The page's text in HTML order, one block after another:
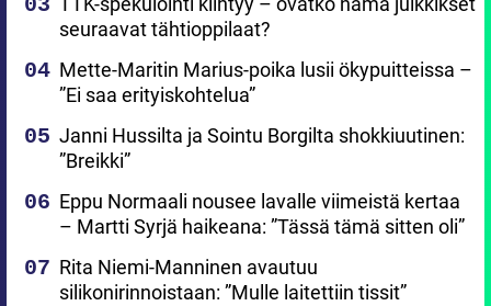
seuraavat tähtioppilaat?
Mette-Maritin Marius-poika lusii ökypuitteissa –
”Ei saa erityiskohtelua”
Janni Hussilta ja Sointu Borgilta shokkiuutinen:
”Breikki”
Eppu Normaali nousee lavalle viimeistä kertaa
– Martti Syrjä haikeana: ”Tässä tämä sitten oli”
Rita Niemi-Manninen avautuu
silikonirinnoistaan: ”Mulle laitettiin tissit”